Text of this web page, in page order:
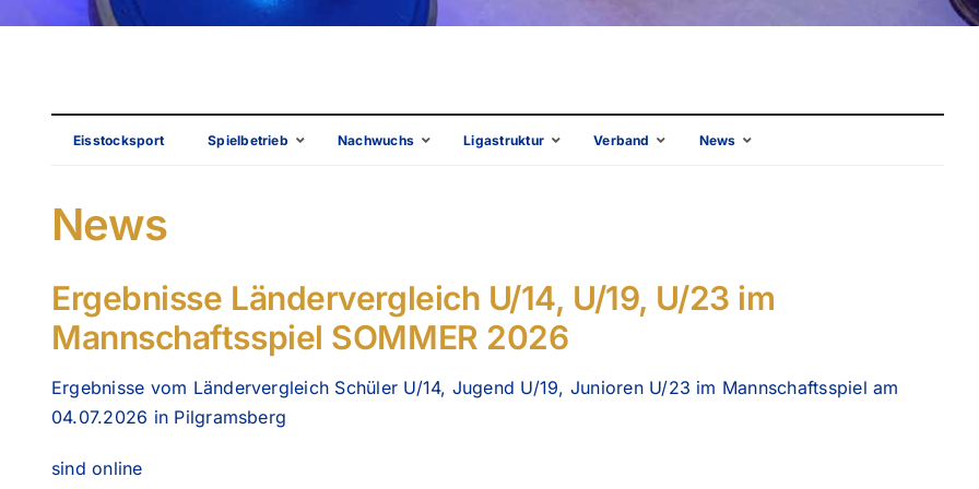
Auf einen Blick
Unterlagen
Bewerbungen
Mitteilungen
Eisstocksport Spielbetrieb Nachwuchs Ligastruktur Verband News
News
Ergebnisse Ländervergleich U/14, U/19, U/23 im
Mannschaftsspiel SOMMER 2026
Ergebnisse vom Ländervergleich Schüler U/14, Jugend U/19, Junioren U/23 im Mannschaftsspiel am
04.07.2026 in Pilgramsberg
sind online
Ergebnis